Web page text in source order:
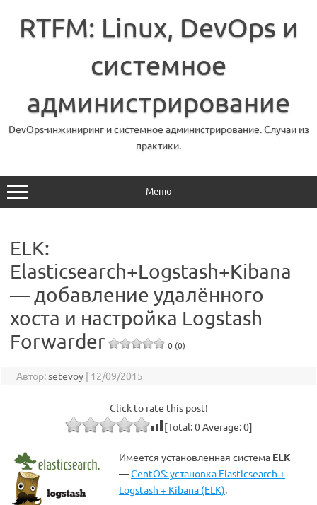
содержимому
RTFM: Linux, DevOps и
системное
администрирование
DevOps-инжиниринг и системное администрирование. Случаи из
практики.
Меню
ELK:
Elasticsearch+Logstash+Kibana
— добавление удалённого
хоста и настройка Logstash
Forwarder
0 (0)
Автор:setevoy | 12/09/2015
Click to rate this post!
[Total:0Average:0]
Имеется установленная система ELK
—CentOS: установка Elasticsearch +
Logstash + Kibana (ELK).